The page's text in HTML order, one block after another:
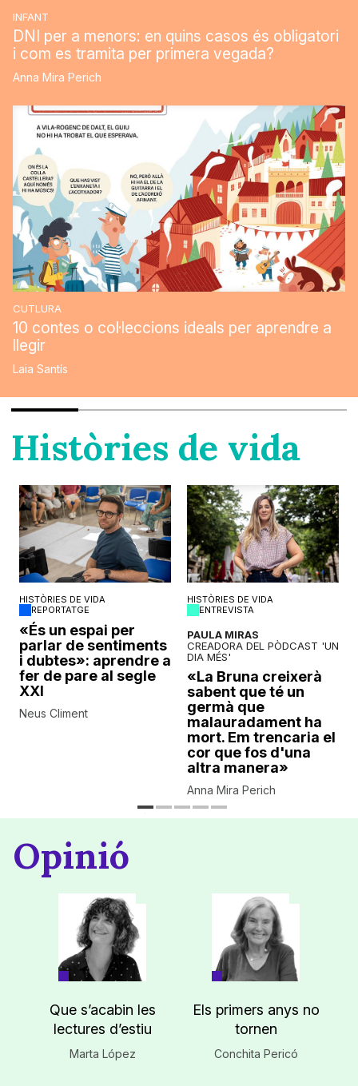
INFANT
DNI per a menors: en quins casos és obligatori
i com es tramita per primera vegada?
Anna Mira Perich
CUTLURA
10 contes o col·leccions ideals per aprendre a
llegir
Laia Santís
Històries de vida
HISTÒRIES DE VIDA
REPORTATGE
«És un espai per
parlar de sentiments
i dubtes»: aprendre a
fer de pare al segle
XXI
Neus Climent
HISTÒRIES DE VIDA
ENTREVISTA
PAULA MIRAS
CREADORA DEL PÒDCAST 'UN
DIA MÉS'
«La Bruna creixerà
sabent que té un
germà que
malauradament ha
mort. Em trencaria el
cor que fos d'una
altra manera»
Anna Mira Perich
Opinió
Que s’acabin les
lectures d’estiu
Marta López
Els primers anys no
tornen
Conchita Pericó